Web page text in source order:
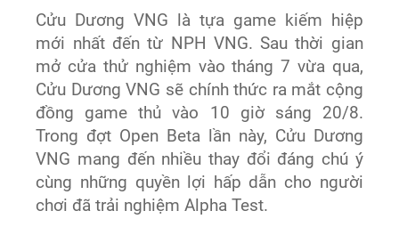
Cửu Dương VNG là tựa game kiếm hiệp
mới nhất đến từ NPH VNG. Sau thời gian
mở cửa thử nghiệm vào tháng 7 vừa qua,
Cửu Dương VNG sẽ chính thức ra mắt cộng
đồng game thủ vào 10 giờ sáng 20/8.
Trong đợt Open Beta lần này, Cửu Dương
VNG mang đến nhiều thay đổi đáng chú ý
cùng những quyền lợi hấp dẫn cho người
chơi đã trải nghiệm Alpha Test.